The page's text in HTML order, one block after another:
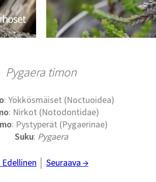
Pygaera timon
: Yökkösmäiset (Noctuoidea)
: Nirkot (Notodontidae)
: Pystyperät (Pygaerinae)
Suku: Pygaera
Seuraava →